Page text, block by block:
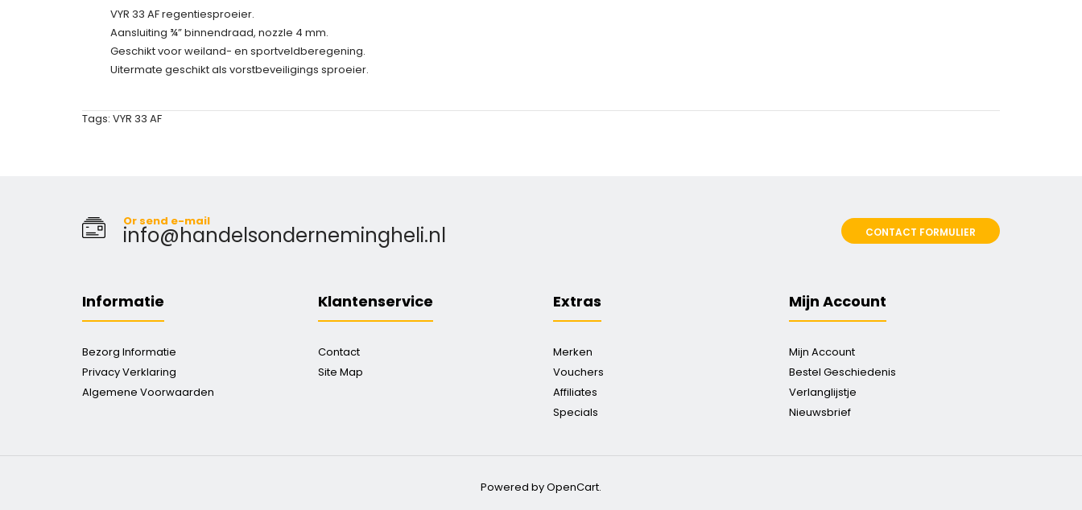
VYR 33 AF regentiesproeier.
Aansluiting ¾” binnendraad, nozzle 4 mm.
Geschikt voor weiland- en sportveldberegening.
Uitermate geschikt als vorstbeveiligings sproeier.
Tags: VYR 33 AF
Or send e-mail
info@handelsondernemingheli.nl CONTACT FORMULIER
Informatie
Bezorg Informatie
Privacy Verklaring
Algemene Voorwaarden
Klantenservice
Contact
Site Map
Extras
Merken
Vouchers
Affiliates
Specials
Mijn Account
Mijn Account
Bestel Geschiedenis
Verlanglijstje
Nieuwsbrief
Powered by OpenCart.